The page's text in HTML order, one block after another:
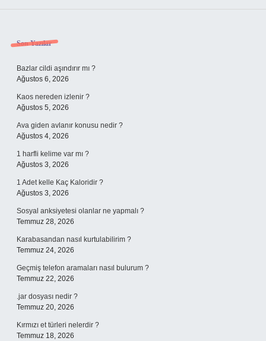
Sidebar
Son Yazılar
Bazlar cildi aşındırır mı ?
Ağustos 6, 2026
Kaos nereden izlenir ?
Ağustos 5, 2026
Ava giden avlanır konusu nedir ?
Ağustos 4, 2026
1 harfli kelime var mı ?
Ağustos 3, 2026
1 Adet kelle Kaç Kaloridir ?
Ağustos 3, 2026
Sosyal anksiyetesi olanlar ne yapmalı ?
Temmuz 28, 2026
Karabasandan nasıl kurtulabilirim ?
Temmuz 24, 2026
Geçmiş telefon aramaları nasıl bulurum ?
Temmuz 22, 2026
.jar dosyası nedir ?
Temmuz 20, 2026
Kırmızı et türleri nelerdir ?
Temmuz 18, 2026